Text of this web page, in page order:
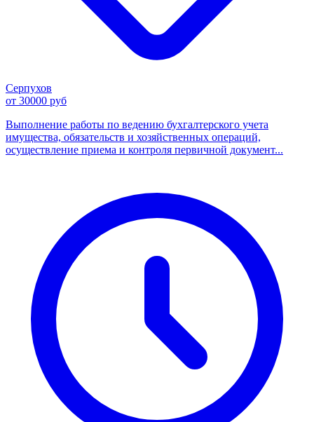
Серпухов
от 30000 руб
Выполнение работы по ведению бухгалтерского учета
имущества, обязательств и хозяйственных операций,
осуществление приема и контроля первичной документ...